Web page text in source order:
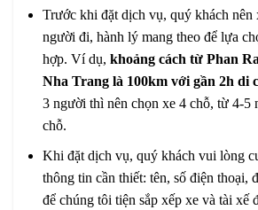
Trước khi đặt dịch vụ, quý khách nên
người đi, hành lý mang theo để lựa
hợp. Ví dụ, khoảng cách từ Phan
Nha Trang là 100km với gần 2h di
3 người thì nên chọn xe 4 chỗ, từ 4-5
chỗ.
Khi đặt dịch vụ, quý khách vui lòng
thông tin cần thiết: tên, số điện thoại,
để chúng tôi tiện sắp xếp xe và tài xế